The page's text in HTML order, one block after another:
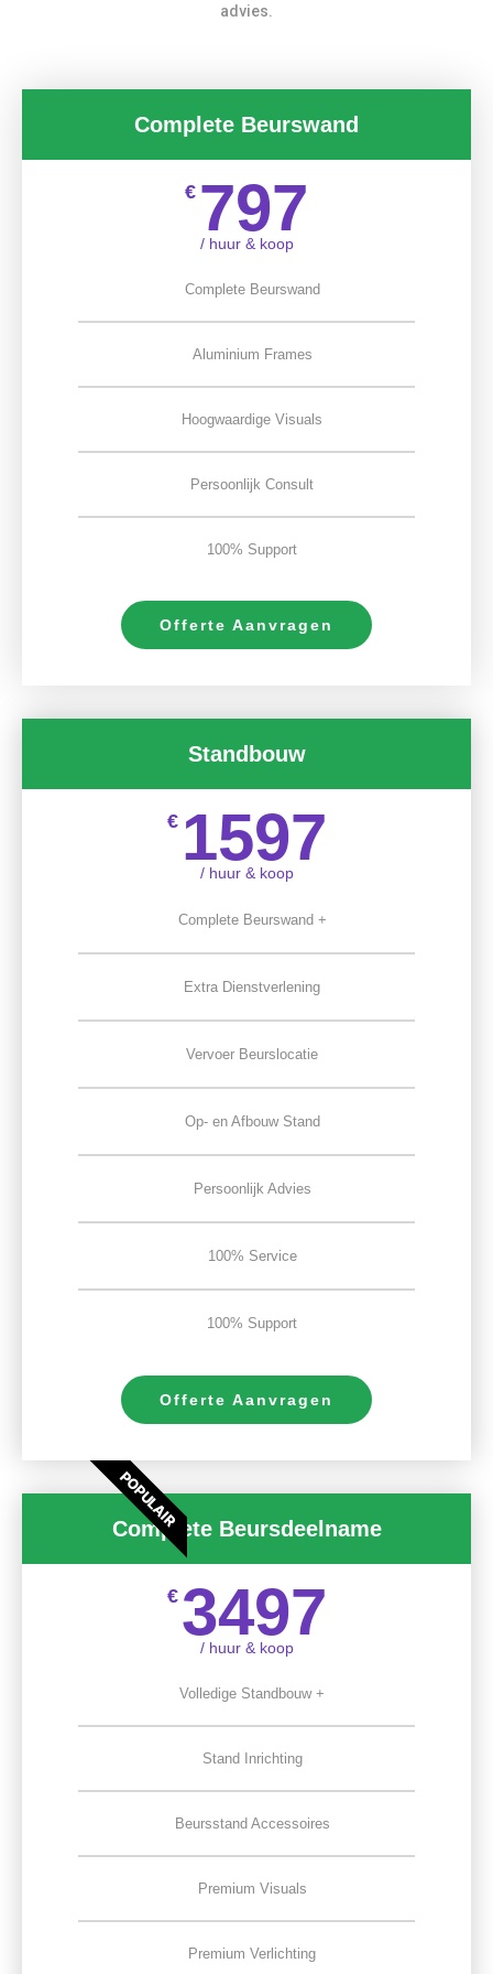
advies.
Complete Beurswand
€ 797
/ huur & koop
Complete Beurswand
Aluminium Frames
Hoogwaardige Visuals
Persoonlijk Consult
100% Support
Offerte Aanvragen
Standbouw
€ 1597
/ huur & koop
Complete Beurswand +
Extra Dienstverlening
Vervoer Beurslocatie
Op- en Afbouw Stand
Persoonlijk Advies
100% Service
100% Support
Offerte Aanvragen
POPULAIR
Complete Beursdeelname
€ 3497
/ huur & koop
Volledige Standbouw +
Stand Inrichting
Beursstand Accessoires
Premium Visuals
Premium Verlichting